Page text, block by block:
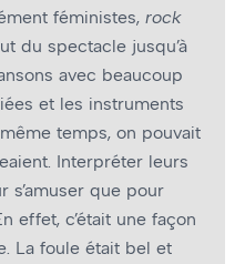
féministes, rock
du spectacle jusqu’à
avec beaucoup
et les instruments
temps, on pouvait
Interpréter leurs
s’amuser que pour
effet, c’était une façon
La foule était bel et